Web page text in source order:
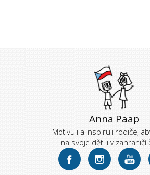
Anna Paap
Motivuji a inspiruji rodiče,
na svoje děti i v zahraničí